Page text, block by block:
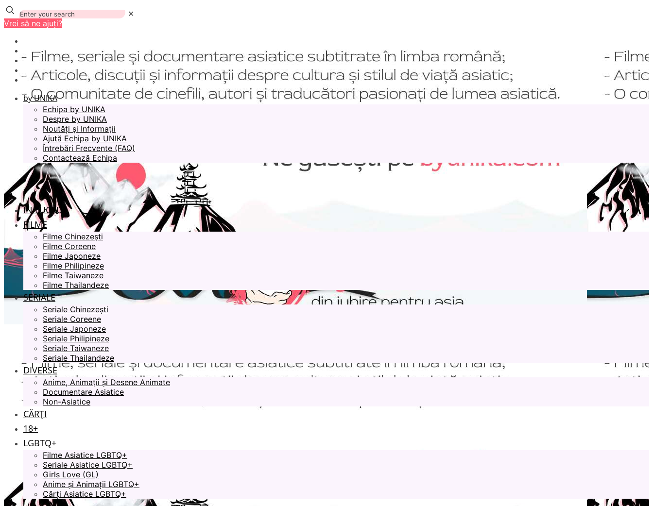
✕
Vrei să ne ajuți?
by UNIKA
Echipa by UNIKA
Despre by UNIKA
Noutăți și Informații
Ajută Echipa by UNIKA
Întrebări Frecvente (FAQ)
Contactează Echipa
ÎN LUCRU
FILME
Filme Chinezești
Filme Coreene
Filme Japoneze
Filme Philipineze
Filme Taiwaneze
Filme Thailandeze
SERIALE
Seriale Chinezești
Seriale Coreene
Seriale Japoneze
Seriale Philipineze
Seriale Taiwaneze
Seriale Thailandeze
DIVERSE
Anime, Animații și Desene Animate
Documentare Asiatice
Non-Asiatice
CĂRȚI
18+
LGBTQ+
Filme Asiatice LGBTQ+
Seriale Asiatice LGBTQ+
Girls Love (GL)
Anime și Animații LGBTQ+
Cărți Asiatice LGBTQ+